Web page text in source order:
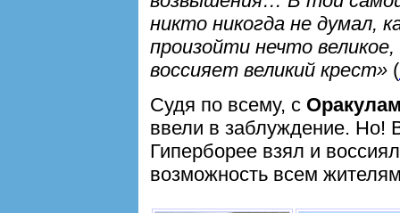
никто никогда не думал,
произойти нечто
воссияет великий крест» (
Судя по всему, с
ввели в заблуждение. Но!
Гиперборее взял и
возможность всем